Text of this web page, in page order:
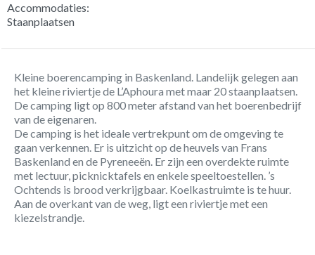
Accommodaties:
Staanplaatsen
Kleine boerencamping in Baskenland. Landelijk gelegen aan
het kleine riviertje de L’Aphoura met maar 20 staanplaatsen.
De camping ligt op 800 meter afstand van het boerenbedrijf
van de eigenaren.
De camping is het ideale vertrekpunt om de omgeving te
gaan verkennen. Er is uitzicht op de heuvels van Frans
Baskenland en de Pyreneeën. Er zijn een overdekte ruimte
met lectuur, picknicktafels en enkele speeltoestellen. ’s
Ochtends is brood verkrijgbaar. Koelkastruimte is te huur.
Aan de overkant van de weg, ligt een riviertje met een
kiezelstrandje.